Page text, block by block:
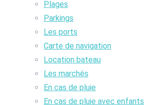
Plages
Parkings
Les ports
Carte de navigation
Location bateau
Les marchés
En cas de pluie
En cas de pluie avec enfants